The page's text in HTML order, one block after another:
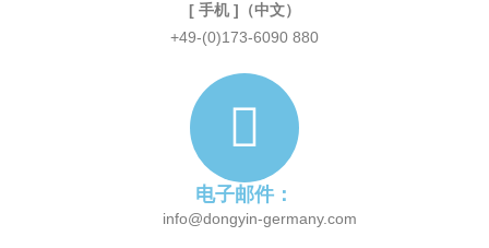
[ 手机 ]（中文）
+49-(0)173-6090 880
电子邮件：
info@dongyin-germany.com